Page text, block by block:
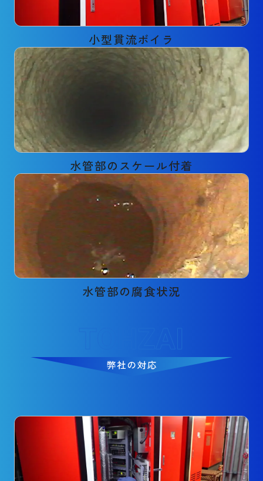
小型貫流ボイラ
水管部のスケール付着
水管部の腐食状況